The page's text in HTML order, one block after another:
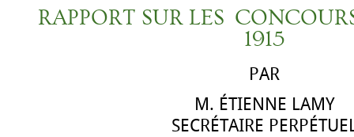
RAPPORT SUR LES
1915
PAR
M. ÉTIENNE LAMY
SECRÉTAIRE